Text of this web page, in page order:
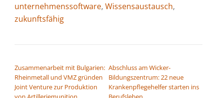
unternehmenssoftware, Wissensaustausch,
zukunftsfähig
Zusammenarbeit mit Bulgarien:
Rheinmetall und VMZ gründen
Joint Venture zur Produktion
Abschluss am Wicker-
Bildungszentrum: 22 neue
Krankenpflegehelfer starten ins